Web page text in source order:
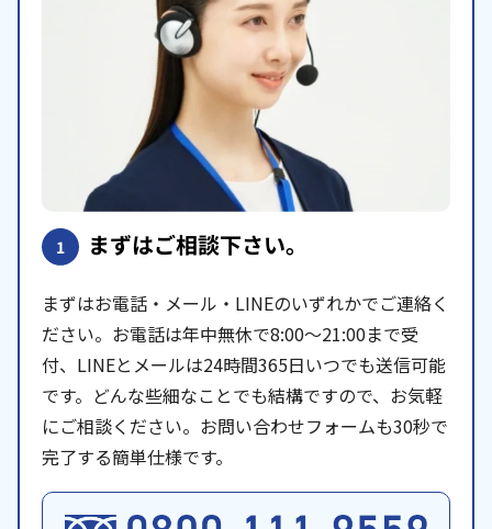
1 まずはご相談下さい。
まずはお電話・メール・LINEのいずれかでご連絡く
ださい。お電話は年中無休で8:00〜21:00まで受
付、LINEとメールは24時間365日いつでも送信可能
です。どんな些細なことでも結構ですので、お気軽
にご相談ください。お問い合わせフォームも30秒で
完了する簡単仕様です。